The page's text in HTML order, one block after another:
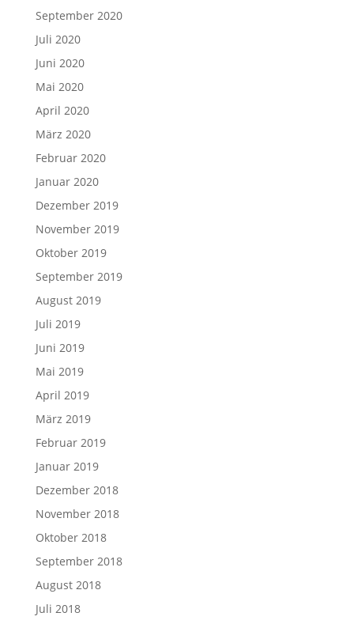
September 2020
Juli 2020
Juni 2020
Mai 2020
April 2020
März 2020
Februar 2020
Januar 2020
Dezember 2019
November 2019
Oktober 2019
September 2019
August 2019
Juli 2019
Juni 2019
Mai 2019
April 2019
März 2019
Februar 2019
Januar 2019
Dezember 2018
November 2018
Oktober 2018
September 2018
August 2018
Juli 2018